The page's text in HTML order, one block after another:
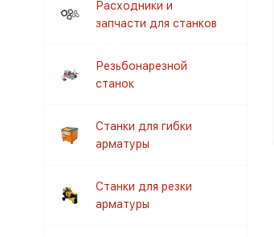
Расходники и
запчасти для станков
Резьбонарезной
станок
Станки для гибки
арматуры
Станки для резки
арматуры